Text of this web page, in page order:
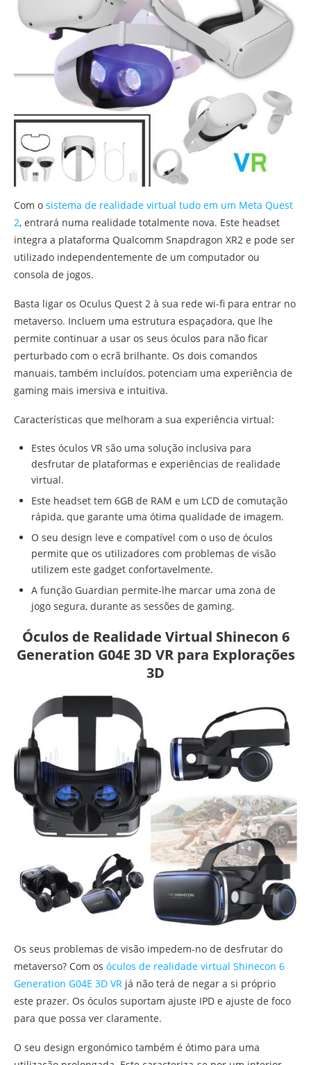
Com o sistema de realidade virtual tudo em um Meta Quest
2, entrará numa realidade totalmente nova. Este headset
integra a plataforma Qualcomm Snapdragon XR2 e pode ser
utilizado independentemente de um computador ou
consola de jogos.
Basta ligar os Oculus Quest 2 à sua rede wi-fi para entrar no
metaverso. Incluem uma estrutura espaçadora, que lhe
permite continuar a usar os seus óculos para não ficar
perturbado com o ecrã brilhante. Os dois comandos
manuais, também incluídos, potenciam uma experiência de
gaming mais imersiva e intuitiva.
Características que melhoram a sua experiência virtual:
Estes óculos VR são uma solução inclusiva para
desfrutar de plataformas e experiências de realidade
virtual.
Este headset tem 6GB de RAM e um LCD de comutação
rápida, que garante uma ótima qualidade de imagem.
O seu design leve e compatível com o uso de óculos
permite que os utilizadores com problemas de visão
utilizem este gadget confortavelmente.
A função Guardian permite-lhe marcar uma zona de
jogo segura, durante as sessões de gaming.
Óculos de Realidade Virtual Shinecon 6
Generation G04E 3D VR para Explorações
3D
Os seus problemas de visão impedem-no de desfrutar do
metaverso? Com os óculos de realidade virtual Shinecon 6
Generation G04E 3D VR já não terá de negar a si próprio
este prazer. Os óculos suportam ajuste IPD e ajuste de foco
para que possa ver claramente.
O seu design ergonómico também é ótimo para uma